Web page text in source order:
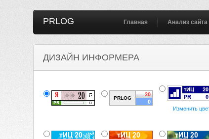
PRLOG Главная Анализ сайта
ДИЗАЙН ИНФОРМЕРА
Изменить